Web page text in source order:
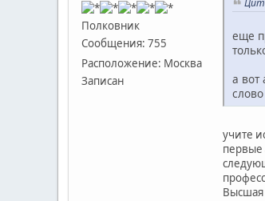
Полковник
Сообщения: 755
Расположение: Москва
Записан
еще
а вот
учите
первые
Высшая